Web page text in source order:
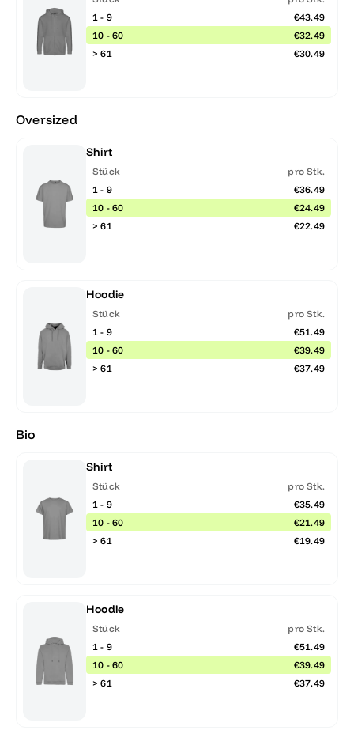
1 - 9
€43.49
10 - 60
€32.49
> 61
€30.49
Oversized
Shirt
Stück
pro Stk.
1 - 9
€36.49
10 - 60
€24.49
> 61
€22.49
Hoodie
Stück
pro Stk.
1 - 9
€51.49
10 - 60
€39.49
> 61
€37.49
Bio
Shirt
Stück
pro Stk.
1 - 9
€35.49
10 - 60
€21.49
> 61
€19.49
Hoodie
Stück
pro Stk.
1 - 9
€51.49
10 - 60
€39.49
> 61
€37.49